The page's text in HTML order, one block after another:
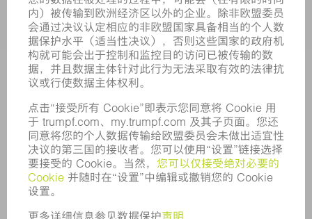
职业发展
招聘职位
企业简介
董事会
业务报告
企业宗旨
合规
举报系统
安全
新闻稿
杂志
可持续性
环境和气候
社会和公共事务
企业管理